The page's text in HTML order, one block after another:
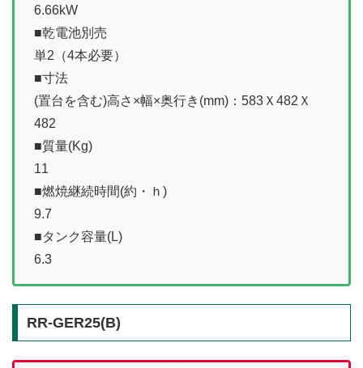
6.66kW
■乾電池別売
単2（4本必要）
■寸法
(置台を含む)高さ×幅×奥行き(mm)：583Ｘ482Ｘ
482
■質量(Kg)
11
■燃焼継続時間(約・ｈ)
9.7
■タンク容量(L)
6.3
RR-GER25(B)